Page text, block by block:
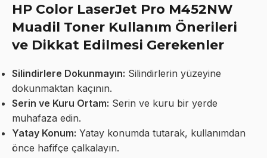
HP Color LaserJet Pro M452NW
Muadil Toner Kullanım Önerileri
ve Dikkat Edilmesi Gerekenler
Silindirlere Dokunmayın: Silindirlerin yüzeyine
dokunmaktan kaçının.
Serin ve Kuru Ortam: Serin ve kuru bir yerde
muhafaza edin.
Yatay Konum: Yatay konumda tutarak, kullanımdan
önce hafifçe çalkalayın.